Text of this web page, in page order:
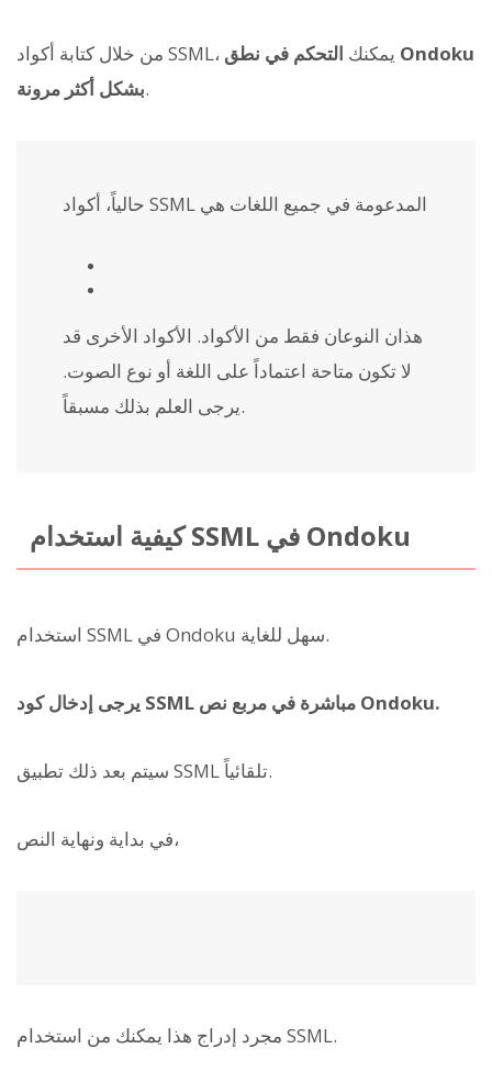
من خلال كتابة أكواد SSML، يمكنك التحكم في نطق Ondoku
بشكل أكثر مرونة.
حالياً، أكواد SSML المدعومة في جميع اللغات هي
هذان النوعان فقط من الأكواد. الأكواد الأخرى قد
لا تكون متاحة اعتماداً على اللغة أو نوع الصوت.
يرجى العلم بذلك مسبقاً.
كيفية استخدام SSML في Ondoku
استخدام SSML في Ondoku سهل للغاية.
يرجى إدخال كود SSML مباشرة في مربع نص Ondoku.
سيتم بعد ذلك تطبيق SSML تلقائياً.
في بداية ونهاية النص،
مجرد إدراج هذا يمكنك من استخدام SSML.